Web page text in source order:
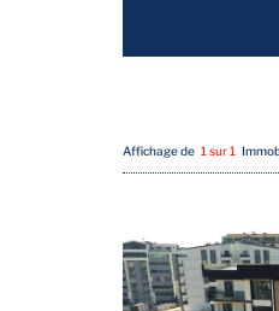
Affichage de 1 sur 1